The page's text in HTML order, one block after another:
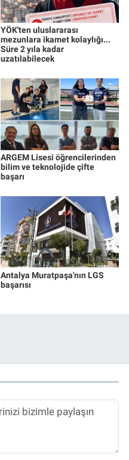
YÖK'ten uluslararası
mezunlara ikamet kolaylığı...
Süre 2 yıla kadar
uzatılabilecek
ARGEM Lisesi öğrencilerinden
bilim ve teknolojide çifte
başarı
Antalya Muratpaşa'nın LGS
başarısı